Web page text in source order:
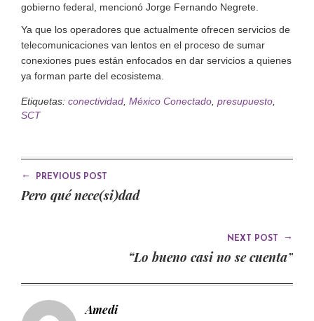
gobierno federal, mencionó Jorge Fernando Negrete.
Ya que los operadores que actualmente ofrecen servicios de
telecomunicaciones van lentos en el proceso de sumar
conexiones pues están enfocados en dar servicios a quienes
ya forman parte del ecosistema.
Etiquetas: conectividad México Conectado presupuesto
SCT
← PREVIOUS POST
Pero qué nece(si)dad
NEXT POST →
“Lo bueno casi no se cuenta”
Amedi